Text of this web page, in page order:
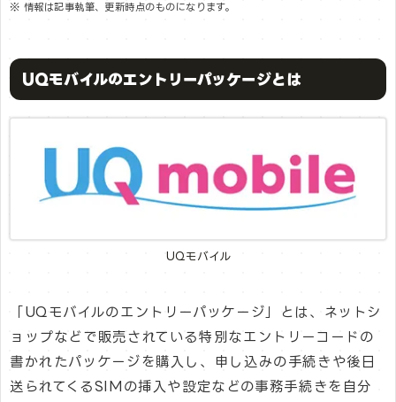
※ 情報は記事執筆、更新時点のものになります。
UQモバイルのエントリーパッケージとは
UQモバイル
「UQモバイルのエントリーパッケージ」とは、ネットシ
ョップなどで販売されている特別なエントリーコードの
書かれたパッケージを購入し、申し込みの手続きや後日
送られてくるSIMの挿入や設定などの事務手続きを自分